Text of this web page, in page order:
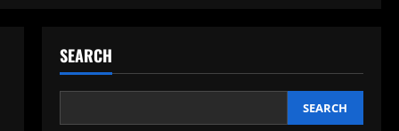
SEARCH
SEARCH